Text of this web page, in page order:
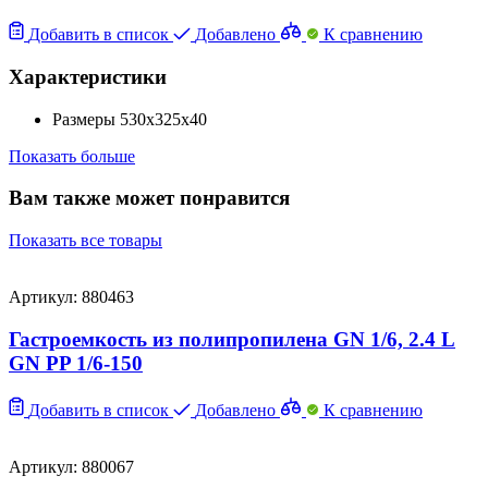
Добавить в список Добавлено К сравнению
Характеристики
Размеры 530х325х40
Показать больше
Вам также может понравится
Показать все товары
Артикул: 880463
Гастроемкость из полипропилена GN 1/6, 2.4 L
GN PP 1/6-150
Добавить в список Добавлено К сравнению
Артикул: 880067